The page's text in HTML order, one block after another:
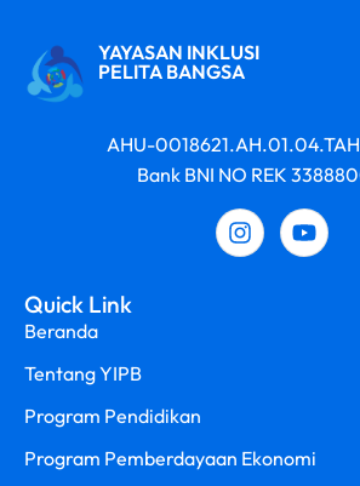
YAYASAN INKLUSI
PELITA BANGSA
AHU-
Bank BNI NO REK
Quick Link
Beranda
Tentang YIPB
Program Pendidikan
Program Pemberdayaan Ekonomi